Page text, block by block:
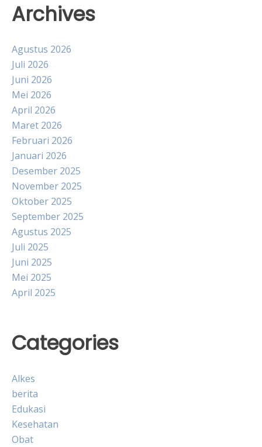
Archives
Agustus 2026
Juli 2026
Juni 2026
Mei 2026
April 2026
Maret 2026
Februari 2026
Januari 2026
Desember 2025
November 2025
Oktober 2025
September 2025
Agustus 2025
Juli 2025
Juni 2025
Mei 2025
April 2025
Categories
Alkes
berita
Edukasi
Kesehatan
Obat